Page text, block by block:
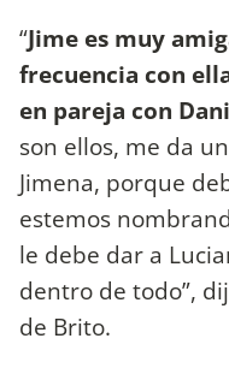
“Jime es muy
frecuencia con
en pareja con
son ellos, me da
Jimena, porque
estemos
le debe dar a
dentro de todo”,
de Brito.